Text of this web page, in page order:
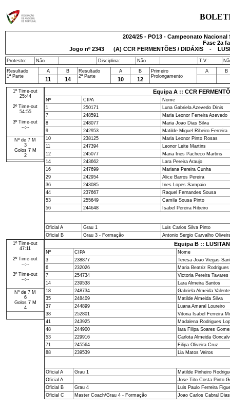
2024/25 - PO13 - Campeonato
Fase 2a
Jogo nº 2343 (A) CCR FERMENTÕES / DIDÁXIS -
Protesto: Não Disciplina: Não T.V.:
Resultado
1ª Parte
A B
Resultado
2ª Parte
A B
Primeiro
Prolongamento
A B
11 14 10 12
1º Time-out
25:44
2º Time-out
54:55
3º Time-out
--:--
Nº de 7 M
3
Golos 7 M
2
Equipa A :: CCR
Nº CIPA
Nome
1
250171
Luna Gabriela Azevedo Dinis
7
248591
Maria Leonor Ferreira Azevedo
8
248077
Maria Joao Dias Silva
9
242953
Matilde Miguel Ribeiro Ferreira
10
238125
Maria Leonor Pinto Rosas
11
247394
Leonor Leite Martins
12
245077
Maria Ines Pacheco Martins
14
243662
Lara Pereira Araujo
16
247699
Mariana Pereira Cunha
29
242954
Alice Barros Pereira
36
243085
Ines Lopes Sampaio
44
237667
Raquel Fernandes Sousa
53
255649
Camila Sousa Pinto
56
244648 Isabel Pereira Ribeiro
Oficial A Grau 1
Luis Carlos Silva Pinto
Oficial B
Grau 3 - Formação
Antonio Sergio Carvalho
1º Time-out
47:11
2º Time-out
--:--
3º Time-out
--:--
Nº de 7 M
6
Golos 7 M
4
Equipa B ::
Nº CIPA
Nome
3
238877
Teresa Joao Viegas
6
232026
Maria Beatriz Rodrigues
7
254734
Victoria Pereira Tavares
14
239538
Lara Almeira Santos
18
248734
Gabriela Almeida Valente
35
248409
Matilde Almeida Silva
37
244899
Luana Amaral Loureiro
38
252801
Vitoria Isabel Ferreira
41
243925
Madalena Rodrigues
48
244900
Iara Filipa Soares
53
229916
Carlota Almeida
71
245564
Filipa Oliveira Cruz
88
239539 Lia Matos Veiros
Oficial A Grau 1
Matilde Pinheiro
Oficial A
Jose Tito Costa Pinto
Oficial B
Grau 4
Luis Paulo Ferreira
Oficial C
Master Coach/Grau 4 - Formação Joao Carlos Cabral Dias